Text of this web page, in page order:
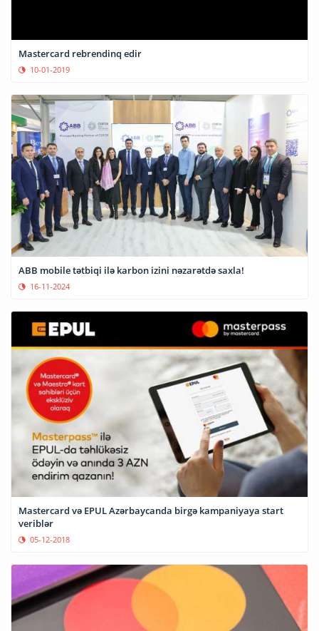
Mastercard rebrendinq edir
10-01-2019
ABB mobile tətbiqi ilə karbon izini nəzarətdə saxla!
16-11-2024
Mastercard və EPUL Azərbaycanda birgə kampaniyaya start
veriblər
05-12-2018